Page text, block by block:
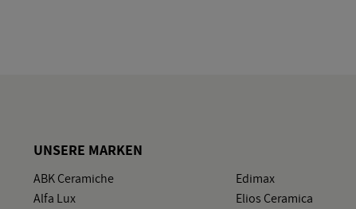
UN­SE­RE MAR­KEN
ABK Ce­ra­mi­che
Alfa Lux
Edi­max
Elios Ce­ra­mi­ca